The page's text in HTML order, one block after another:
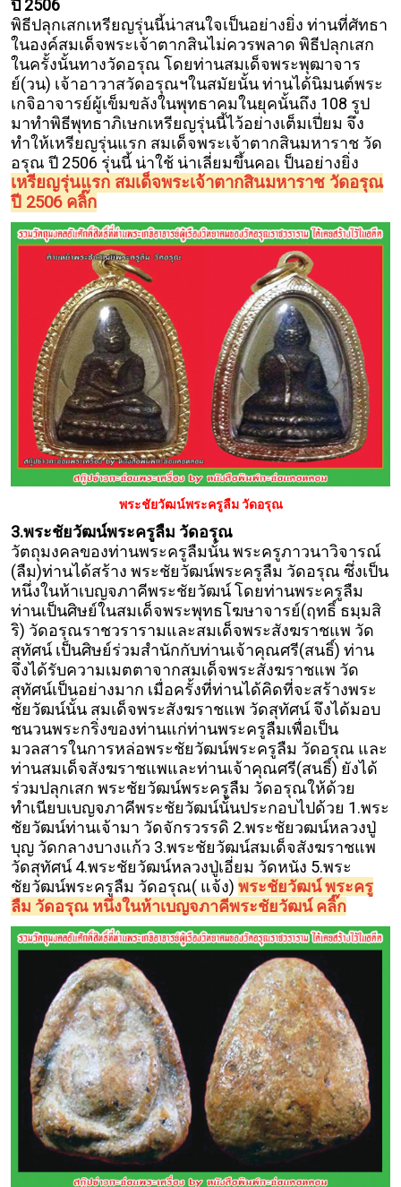
ปี 2506
พิธีปลุกเสกเหรียญรุ่นนี้น่าสนใจเป็นอย่างยิ่ง ท่านที่ศัทธา
ในองค์สมเด็จพระเจ้าตากสินไม่ควรพลาด พิธีปลุกเสก
ในครั้งนั้นทางวัดอรุณ โดยท่านสมเด็จพระพุฒาจาร
ย์(วน) เจ้าอาวาสวัดอรุณฯในสมัยนั้นท่านได้นิมนต์พระ
เกจิอาจารย์ผู้เข็มขลังในพุทธาคมในยุคนั้นถึง 108 รูป
มาทำพิธีพุทธาภิเษกเหรียญรุ่นนี้ไว้อย่างเต็มเปี่ยม จึง
ทำให้เหรียญรุ่นแรก สมเด็จพระเจ้าตากสินมหาราช วัด
อรุณ ปี 2506 รุ่นนี้ น่าใช้ น่าเลี่ยมขึ้นคอเ ป็นอย่างยิ่ง
เหรียญรุ่นแรก สมเด็จพระเจ้าตากสินมหาราช วัดอรุณ
ปี 2506 คลิ๊ก
พระชัยวัฒน์พระครูลืม วัดอรุณ
3.พระชัยวัฒน์พระครูลืม วัดอรุณ
วัตถุมงคลของท่านพระครูลืมนั้น พระครูภาวนาวิจารณ์
(ลืม)ท่านได้สร้าง พระชัยวัฒน์พระครูลืม วัดอรุณ ซึ่งเป็น
หนึ่งในห้าเบญจภาคีพระชัยวัฒน์ โดยท่านพระครูลืม
ท่านเป็นศิษย์ในสมเด็จพระพุทธโฆษาจารย์(ฤทธิ์ ธมฺมสิ
ริ) วัดอรุณราชวรารามและสมเด็จพระสังฆราชแพ วัด
สุทัศน์ เป็นศิษย์ร่วมสำนักกับท่านเจ้าคุณศรี(สนธิ์) ท่าน
จึงได้รับความเมตตาจากสมเด็จพระสังฆราชแพ วัด
สุทัศน์เป็นอย่างมาก เมื่อครั้งที่ท่านได้คิดที่จะสร้างพระ
ชัยวัฒน์นั้น สมเด็จพระสังฆราชแพ วัดสุทัศน์ จึงได้มอบ
ชนวนพระกริ่งของท่านแก่ท่านพระครูลืมเพื่อเป็น
มวลสารในการหล่อพระชัยวัฒน์พระครูลืม วัดอรุณ และ
ท่านสมเด็จสังฆราชแพและท่านเจ้าคุณศรี(สนธิ์) ยังได้
ร่วมปลุกเสก พระชัยวัฒน์พระครูลืม วัดอรุณให้ด้วย
ทำเนียบเบญจภาคีพระชัยวัฒน์นั้นประกอบไปด้วย 1.พระ
ชัยวัฒน์ท่านเจ้ามา วัดจักรวรรดิ 2.พระชัยวฒน์หลวงปู่
บุญ วัดกลางบางแก้ว 3.พระชัยวัฒน์สมเด็จสังฆราชแพ
วัดสุทัศน์ 4.พระชัยวัฒน์หลวงปู่เอี่ยม วัดหนัง 5.พระ
ชัยวัฒน์พระครูลืม วัดอรุณ( แจ้ง) พระชัยวัฒน์ พระครู
ลืม วัดอรุณ หนึ่งในห้าเบญจภาคีพระชัยวัฒน์ คลิ๊ก